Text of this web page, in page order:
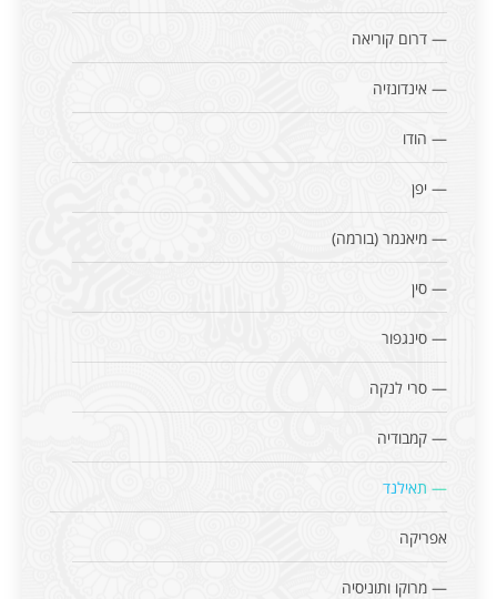
— דרום קוריאה
— אינדונזיה
— הודו
— יפן
— מיאנמר (בורמה)
— סין
— סינגפור
— סרי לנקה
— קמבודיה
— תאילנד
אפריקה
— מרוקו ותוניסיה